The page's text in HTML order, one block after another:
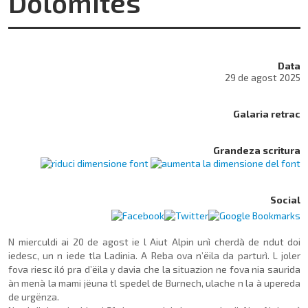
Data
29 de agost 2025
Galaria retrac
Grandeza scritura
Social
N mierculdi ai 20 de agost ie l Aiut Alpin unì cherdà de ndut doi
iedesc, un n iede tla Ladinia. A Reba ova n’ëila da parturì. L joler
fova riesc iló pra d’ëila y davia che la situazion ne fova nia saurida
àn menà la mami jëuna tl spedel de Burnech, ulache n la à upereda
de urgënza.